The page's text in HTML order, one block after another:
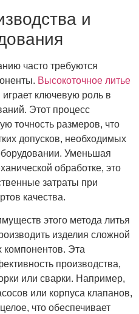
и
часто требуются
Высокоточное литье
играет ключевую роль в
Этот процесс
точность размеров, что
допусков, необходимых
Уменьшая
обработке, это
затраты при
качества.
этого метода литья
изделия сложной
компонентов. Эта
производства,
или сварки. Например,
или корпуса клапанов,
что обеспечивает